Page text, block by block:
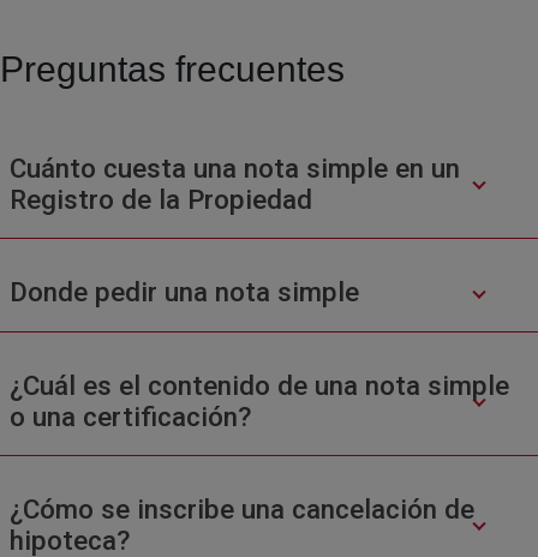
Preguntas frecuentes
Cuánto cuesta una nota simple en un
Registro de la Propiedad
Donde pedir una nota simple
¿Cuál es el contenido de una nota simple
o una certificación?
¿Cómo se inscribe una cancelación de
hipoteca?